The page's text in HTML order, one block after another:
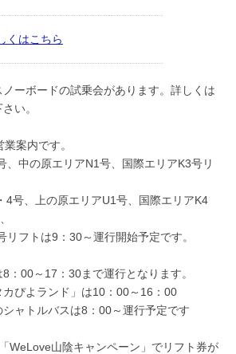
くはこちら
ーボードの試乗会があります。詳しくは
い。
案内です。
、中の原エリアN1号、国際エリアK3号リ
4号、上の原エリアU1号、国際エリアK4
リフトは9：30～運行開始予定です。
：00～17：30まで運行となります。
ぴよランド」は10：00～16：00
ャトルバスは8：00～運行予定です
WeLove山陰キャンペーン」でリフト券が